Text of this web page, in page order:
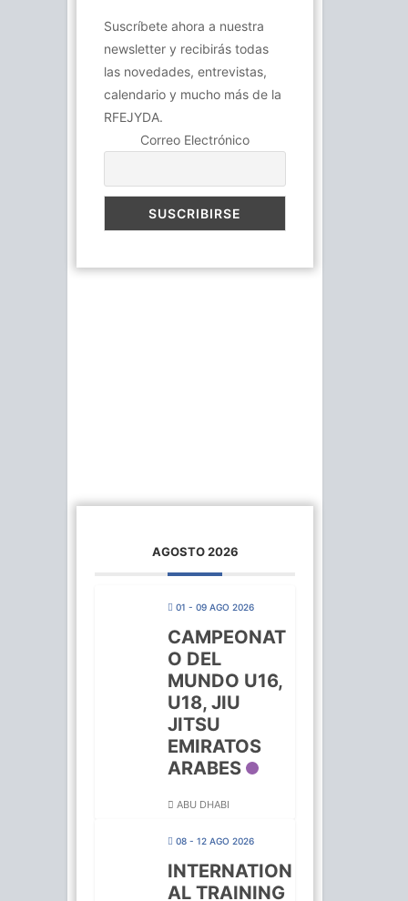
Suscríbete ahora a nuestra
newsletter y recibirás todas
las novedades, entrevistas,
calendario y mucho más de la
RFEJYDA.
Correo Electrónico
AGOSTO 2026
01 - 09 AGO 2026
CAMPEONAT
O DEL
MUNDO U16,
U18, JIU
JITSU
EMIRATOS
ARABES
ABU DHABI
08 - 12 AGO 2026
INTERNATION
AL TRAINING